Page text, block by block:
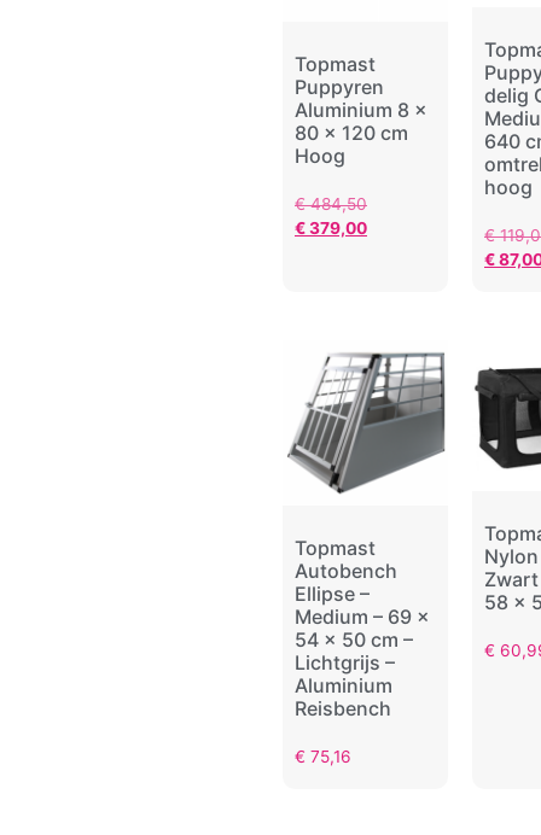
Topmast
Puppyren
Aluminium 8 x
80 x 120 cm
Hoog
€484,50
€379,00
delig
640
hoog
€
€
Topmast
Autobench
Ellipse –
Medium – 69 x
54 x 50 cm –
Lichtgrijs –
Aluminium
Reisbench
€ 75,16
58 x
€